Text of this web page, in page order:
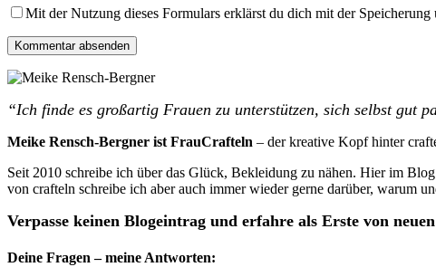
Mit der Nutzung dieses Formulars erklärst du dich mit der
“Ich finde es großartig Frauen zu unterstützen, sich selbst gut
Meike Rensch-Bergner ist FrauCrafteln – der kreative Kopf hinter
Seit 2010 schreibe ich über das Glück, Bekleidung zu nähen. Hier im Blog
von crafteln schreibe ich aber auch immer wieder gerne darüber, warum
Verpasse keinen Blogeintrag und erfahre als Erste von
Deine Fragen – meine Antworten: